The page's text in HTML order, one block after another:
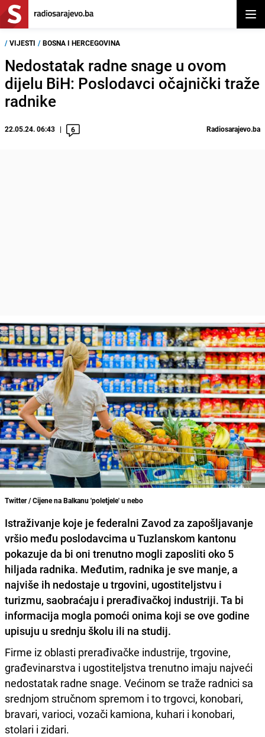
/ VIJESTI / BOSNA I HERCEGOVINA
Nedostatak radne snage u ovom
dijelu BiH: Poslodavci očajnički traže
radnike
22.05.24. 06:43 6 Radiosarajevo.ba
Twitter / Cijene na Balkanu 'poletjele' u nebo
Istraživanje koje je federalni Zavod za zapošljavanje
vršio među poslodavcima u Tuzlanskom kantonu
pokazuje da bi oni trenutno mogli zaposliti oko 5
hiljada radnika. Međutim, radnika je sve manje, a
najviše ih nedostaje u trgovini, ugostiteljstvu i
turizmu, saobraćaju i prerađivačkoj industriji. Ta bi
informacija mogla pomoći onima koji se ove godine
upisuju u srednju školu ili na studij.
Firme iz oblasti prerađivačke industrije, trgovine,
građevinarstva i ugostiteljstva trenutno imaju najveći
nedostatak radne snage. Većinom se traže radnici sa
srednjom stručnom spremom i to trgovci, konobari,
bravari, varioci, vozači kamiona, kuhari i konobari,
stolari i zidari.